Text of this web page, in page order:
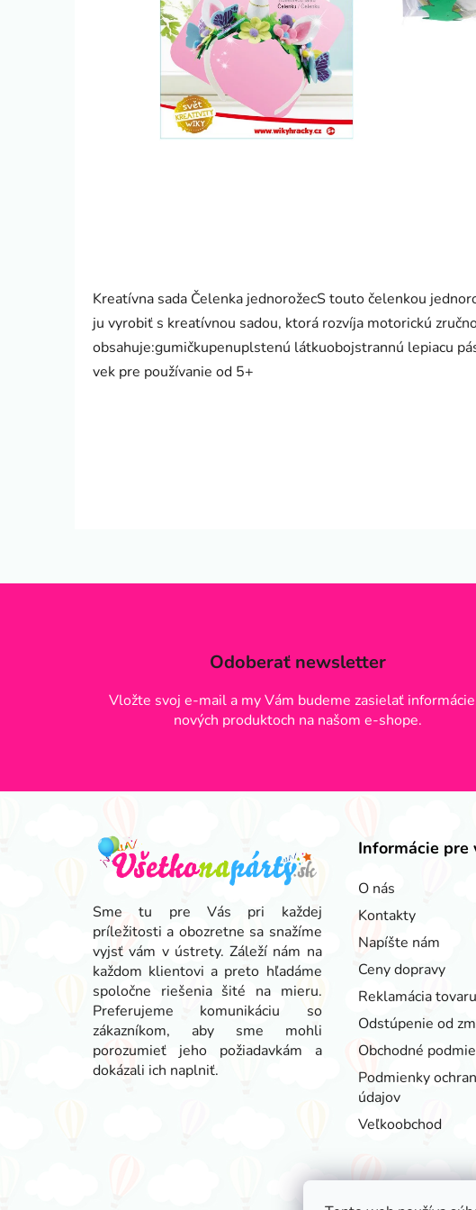
Kreatívna sada Čelenka jednorožecS touto čelenkou
ju vyrobiť s kreatívnou sadou, ktorá rozvíja motorickú
obsahuje:gumičkupenuplstenú látkuobojstrannú lepiacu
vek pre používanie od 5+
Odoberať newsletter
Vložte svoj e-mail a my Vám budeme zasielať
nových produktoch na našom e-shope.
Sme tu pre Vás pri každej
príležitosti a obozretne sa snažíme
vyjsť vám v ústrety. Záleží nám na
každom klientovi a preto hľadáme
spoločne riešenia šité na mieru.
Preferujeme komunikáciu so
zákazníkom, aby sme mohli
porozumieť jeho požiadavkám a
dokázali ich naplniť.
Informácie pre
O nás
Kontakty
Napíšte nám
Ceny dopravy
Reklamácia tovaru
Odstúpenie od
Obchodné
Podmienky
údajov
Veľkoobchod